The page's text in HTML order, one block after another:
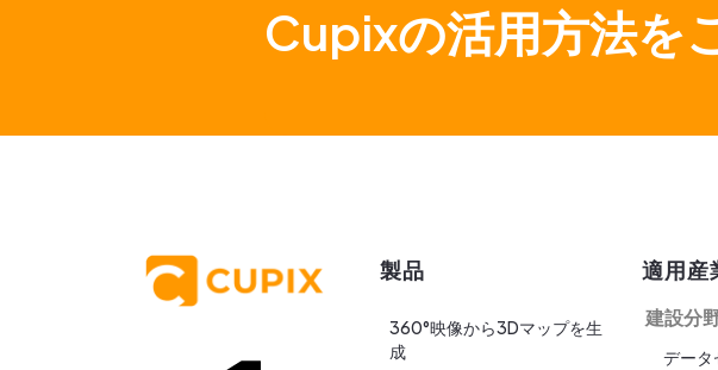
Cupixの活用方法を
製品
360°映像から3Dマップを生
成
適用産
建設分
データ